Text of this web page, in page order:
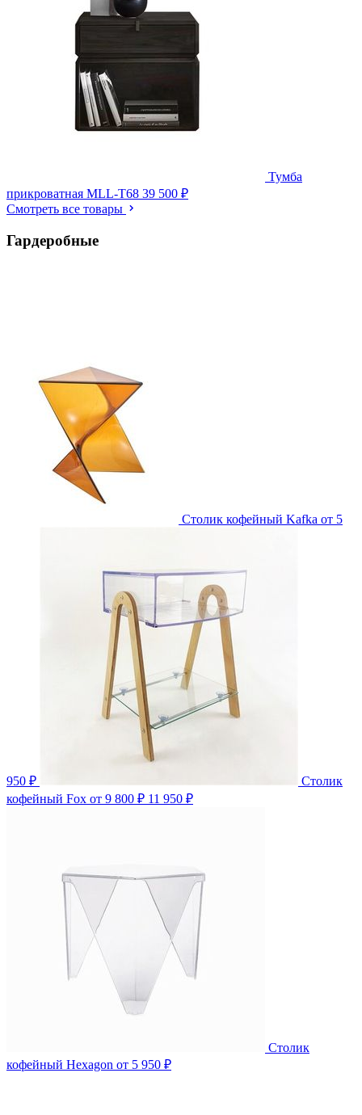
Тумба
прикроватная MLL-T68 39 500 ₽
Смотреть все товары
Гардеробные
Столик кофейный Kafka от 5
950 ₽
Столик
кофейный Fox от 9 800 ₽ 11 950 ₽
Столик
кофейный Hexagon от 5 950 ₽